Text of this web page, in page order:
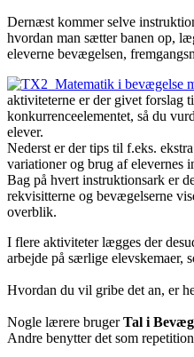
Dernæst kommer selve
hvordan man sætter banen op,
eleverne bevægelsen,
aktiviteterne er der givet forslag
konkurrenceelementet, så du
elever.
Nederst er der tips til f.eks.
variationer og brug af elevernes
Bag på hvert instruktionsark er
rekvisitterne og bevægelserne
overblik.
I flere aktiviteter lægges der
arbejde på særlige elevskemaer,
Hvordan du vil gribe det an, er
Nogle lærere brugerTal i
Andre benytter det som